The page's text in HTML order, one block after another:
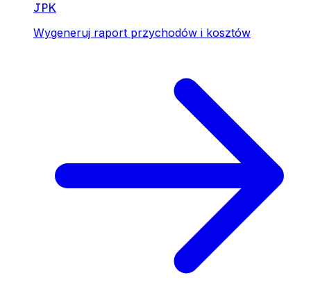
JPK
Wygeneruj raport przychodów i kosztów